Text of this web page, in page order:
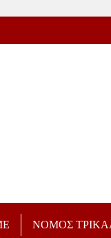
ΝΟΜΟΣ